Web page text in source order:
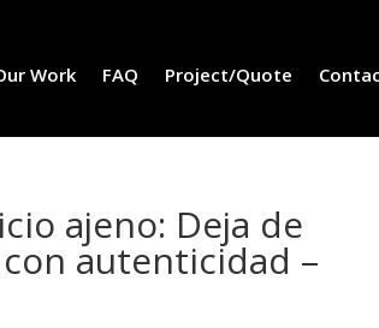
Work FAQ Project/Quote
ajeno: Deja de
autenticidad –